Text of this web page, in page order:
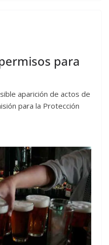
para
aparición de actos de
para la Protección